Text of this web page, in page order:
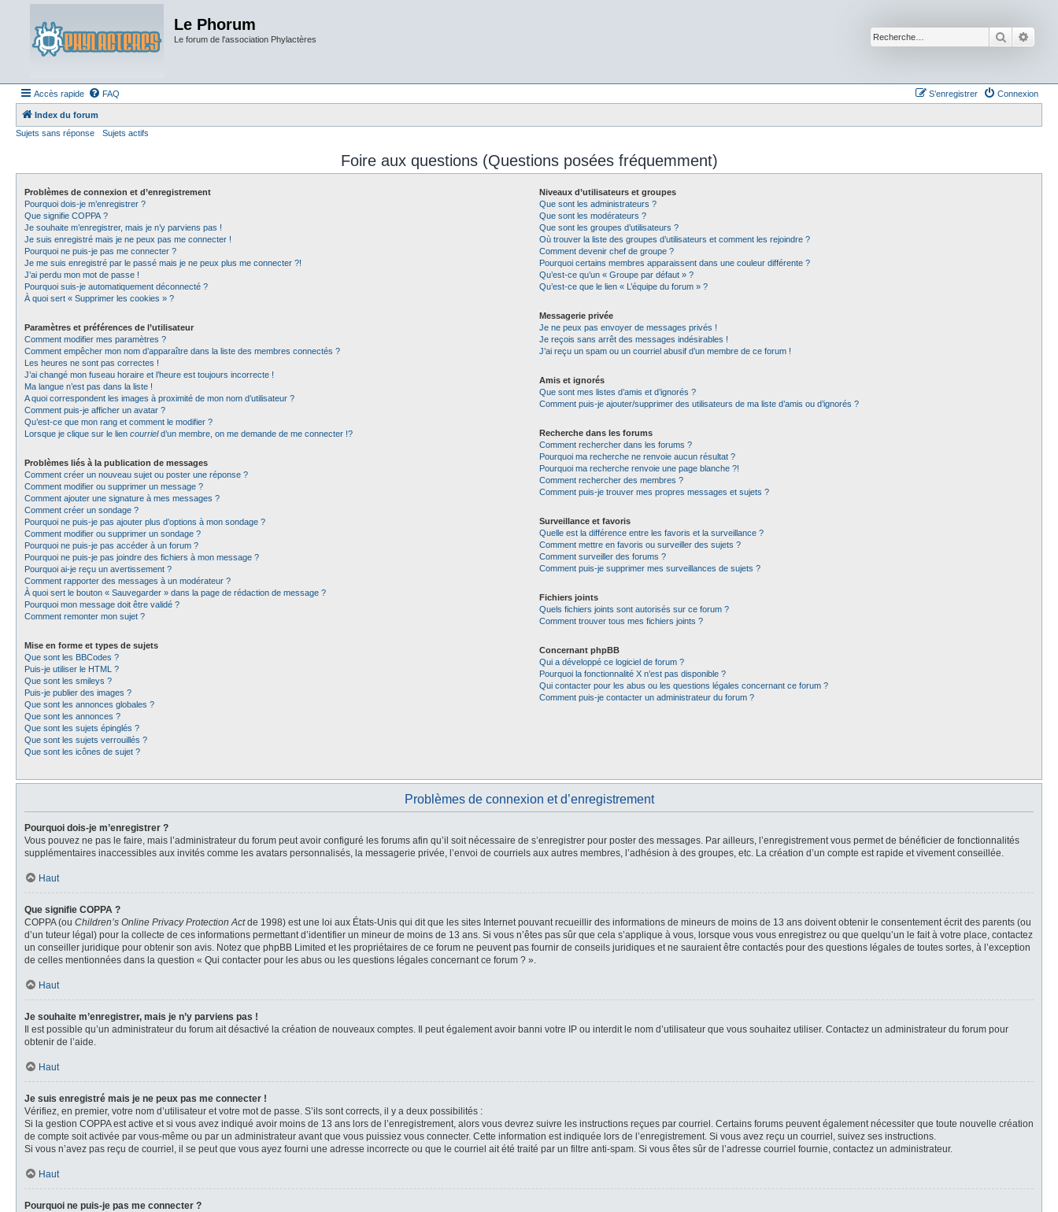
Le Phorum
Le forum de l'association Phylactères
Accès rapide FAQ Connexion
S’enregistrer
Index du forum
Sujets sans réponse
Sujets actifs
Foire aux questions (Questions posées fréquemment)
Problèmes de connexion et d’enregistrement
Pourquoi dois-je m’enregistrer ?
Que signifie COPPA ?
Je souhaite m’enregistrer, mais je n’y parviens pas !
Je suis enregistré mais je ne peux pas me connecter !
Pourquoi ne puis-je pas me connecter ?
Je me suis enregistré par le passé mais je ne peux plus me connecter ?!
J’ai perdu mon mot de passe !
Pourquoi suis-je automatiquement déconnecté ?
À quoi sert « Supprimer les cookies » ?
Paramètres et préférences de l’utilisateur
Comment modifier mes paramètres ?
Comment empêcher mon nom d’apparaître dans la liste des membres connectés ?
Les heures ne sont pas correctes !
J’ai changé mon fuseau horaire et l’heure est toujours incorrecte !
Ma langue n’est pas dans la liste !
A quoi correspondent les images à proximité de mon nom d’utilisateur ?
Comment puis-je afficher un avatar ?
Qu’est-ce que mon rang et comment le modifier ?
Lorsque je clique sur le lien courrield’un membre, on me demande de me connecter !?
Problèmes liés à la publication de messages
Comment créer un nouveau sujet ou poster une réponse ?
Comment modifier ou supprimer un message ?
Comment ajouter une signature à mes messages ?
Comment créer un sondage ?
Pourquoi ne puis-je pas ajouter plus d’options à mon sondage ?
Comment modifier ou supprimer un sondage ?
Pourquoi ne puis-je pas accéder à un forum ?
Pourquoi ne puis-je pas joindre des fichiers à mon message ?
Pourquoi ai-je reçu un avertissement ?
Comment rapporter des messages à un modérateur ?
À quoi sert le bouton « Sauvegarder » dans la page de rédaction de message ?
Pourquoi mon message doit être validé ?
Comment remonter mon sujet ?
Mise en forme et types de sujets
Que sont les BBCodes ?
Puis-je utiliser le HTML ?
Que sont les smileys ?
Puis-je publier des images ?
Que sont les annonces globales ?
Que sont les annonces ?
Que sont les sujets épinglés ?
Que sont les sujets verrouillés ?
Que sont les icônes de sujet ?
Niveaux d’utilisateurs et groupes
Que sont les administrateurs ?
Que sont les modérateurs ?
Que sont les groupes d’utilisateurs ?
Où trouver la liste des groupes d’utilisateurs et comment les rejoindre ?
Comment devenir chef de groupe ?
Pourquoi certains membres apparaissent dans une couleur différente ?
Qu’est-ce qu’un « Groupe par défaut » ?
Qu’est-ce que le lien « L’équipe du forum » ?
Messagerie privée
Je ne peux pas envoyer de messages privés !
Je reçois sans arrêt des messages indésirables !
J’ai reçu un spam ou un courriel abusif d’un membre de ce forum !
Amis et ignorés
Que sont mes listes d’amis et d’ignorés ?
Comment puis-je ajouter/supprimer des utilisateurs de ma liste d’amis ou d’ignorés ?
Recherche dans les forums
Comment rechercher dans les forums ?
Pourquoi ma recherche ne renvoie aucun résultat ?
Pourquoi ma recherche renvoie une page blanche ?!
Comment rechercher des membres ?
Comment puis-je trouver mes propres messages et sujets ?
Surveillance et favoris
Quelle est la différence entre les favoris et la surveillance ?
Comment mettre en favoris ou surveiller des sujets ?
Comment surveiller des forums ?
Comment puis-je supprimer mes surveillances de sujets ?
Fichiers joints
Quels fichiers joints sont autorisés sur ce forum ?
Comment trouver tous mes fichiers joints ?
Concernant phpBB
Qui a développé ce logiciel de forum ?
Pourquoi la fonctionnalité X n’est pas disponible ?
Qui contacter pour les abus ou les questions légales concernant ce forum ?
Comment puis-je contacter un administrateur du forum ?
Problèmes de connexion et d’enregistrement
Pourquoi dois-je m’enregistrer ?
Vous pouvez ne pas le faire, mais l’administrateur du forum peut avoir configuré les forums afin qu’il soit nécessaire de s’enregistrer pour poster des messages. Par ailleurs, l’enregistrement vous permet de bénéficier de fonctionnalités
supplémentaires inaccessibles aux invités comme les avatars personnalisés, la messagerie privée, l’envoi de courriels aux autres membres, l’adhésion à des groupes, etc. La création d’un compte est rapide et vivement conseillée.
Haut
Que signifie COPPA ?
COPPA (ou Children’s Online Privacy Protection Actde 1998) est une loi aux États-Unis qui dit que les sites Internet pouvant recueillir des informations de mineurs de moins de 13 ans doivent obtenir le consentement écrit des parents (ou
d’un tuteur légal) pour la collecte de ces informations permettant d’identifier un mineur de moins de 13 ans. Si vous n’êtes pas sûr que cela s’applique à vous, lorsque vous vous enregistrez ou que quelqu’un le fait à votre place, contactez
un conseiller juridique pour obtenir son avis. Notez que phpBB Limited et les propriétaires de ce forum ne peuvent pas fournir de conseils juridiques et ne sauraient être contactés pour des questions légales de toutes sortes, à l’exception
de celles mentionnées dans la question « Qui contacter pour les abus ou les questions légales concernant ce forum ? ».
Haut
Je souhaite m’enregistrer, mais je n’y parviens pas !
Il est possible qu’un administrateur du forum ait désactivé la création de nouveaux comptes. Il peut également avoir banni votre IP ou interdit le nom d’utilisateur que vous souhaitez utiliser. Contactez un administrateur du forum pour
obtenir de l’aide.
Haut
Je suis enregistré mais je ne peux pas me connecter !
Vérifiez, en premier, votre nom d’utilisateur et votre mot de passe. S’ils sont corrects, il y a deux possibilités :
Si la gestion COPPA est active et si vous avez indiqué avoir moins de 13 ans lors de l’enregistrement, alors vous devrez suivre les instructions reçues par courriel. Certains forums peuvent également nécessiter que toute nouvelle création
de compte soit activée par vous-même ou par un administrateur avant que vous puissiez vous connecter. Cette information est indiquée lors de l’enregistrement. Si vous avez reçu un courriel, suivez ses instructions.
Si vous n’avez pas reçu de courriel, il se peut que vous ayez fourni une adresse incorrecte ou que le courriel ait été traité par un filtre anti-spam. Si vous êtes sûr de l’adresse courriel fournie, contactez un administrateur.
Haut
Pourquoi ne puis-je pas me connecter ?